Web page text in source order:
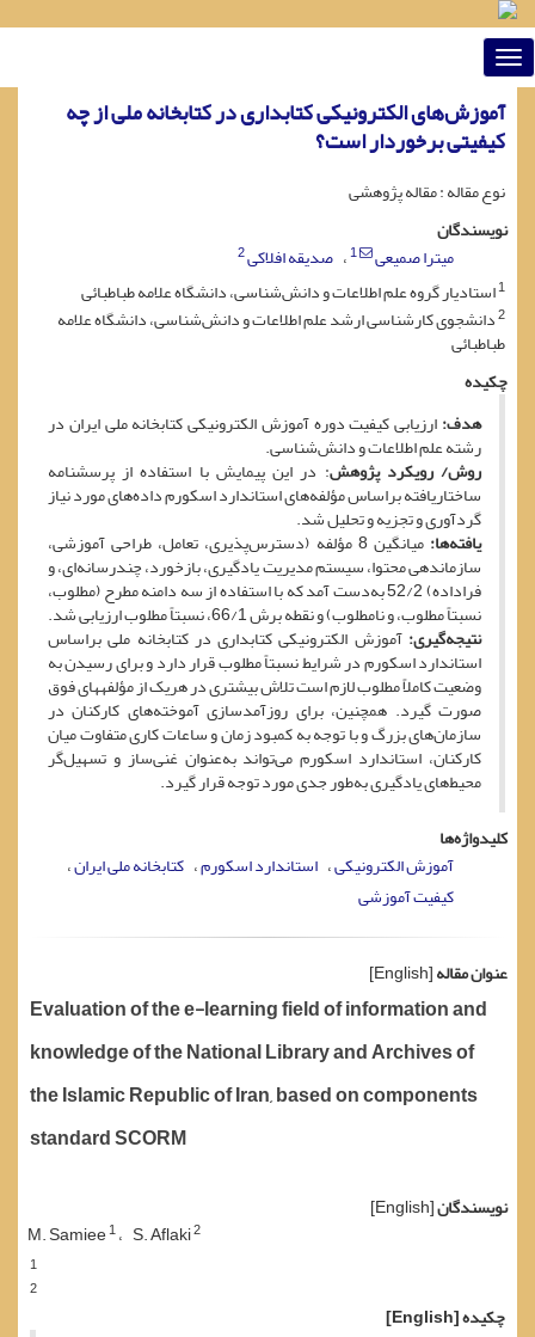
Toggle
navigation
آموزش‌های الکترونیکی کتابداری در کتابخانه ملی از چه
کیفیتی برخوردار است؟
نوع مقاله : مقاله پژوهشی
نویسندگان
میترا صمیعی
1 صدیقه افلاکی2
1استادیار گروه علم اطلاعات و دانش‌شناسی، دانشگاه علامه طباطبائی
2دانشجوی کارشناسی ارشد علم اطلاعات و دانش‌شناسی، دانشگاه علامه
طباطبائی
چکیده
هدف:ارزیابی کیفیت دوره آموزش الکترونیکی کتابخانه ملی ایران در
رشته علم اطلاعات و دانش‌شناسی.
روش/ رویکرد پژوهش: در این پیمایش با استفاده از پرسشنامه
ساختاریافته براساس مؤلفه‌های استاندارد اسکورم داده‌های مورد نیاز
گردآوری و تجزیه و تحلیل شد.
یافته‌ها: میانگین 8 مؤلفه (دسترس‌پذیری، تعامل، طراحی آموزشی،
سازماندهی محتوا، سیستم مدیریت یادگیری، بازخورد، چندرسانه‌ای، و
فراداده) 52/2 به‌دست آمد که با استفاده از سه دامنه مطرح (مطلوب،
نسبتاً مطلوب، و نامطلوب) و نقطه برش 66/1، نسبتاً مطلوب ارزیابی شد.
نتیجه‌گیری: آموزش الکترونیکی کتابداری در کتابخانه ملی براساس
استاندارد اسکورم در شرایط نسبتاً مطلوب قرار دارد و برای رسیدن به
وضعیت کاملاً مطلوب لازم است تلاش بیشتری در هریک از مؤلفه­های فوق
صورت گیرد. همچنین، برای روزآمدسازی آموخته‌های کارکنان در
سازمان‌های بزرگ و با توجه به کمبود زمان و ساعات کاری متفاوت میان
کارکنان، استاندارد اسکورم می‌تواند به‌عنوان غنی‌ساز و تسهیل‌گر
محیط‌های یادگیری به‌طور جدی مورد توجه قرار گیرد.
کلیدواژه‌ها
آموزش الکترونیکی استاندارد اسکورم کتابخانه ملی ایران
کیفیت آموزشی
عنوان مقاله[English]
Evaluation of the e-learning field of information and
knowledge of the National Library and Archives of
the Islamic Republic of Iran, based on components
standard SCORM
نویسندگان[English]
M. Samiee1 S. Aflaki2
1
2
چکیده[English]